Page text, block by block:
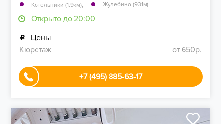
Котельники (1.9км), Жулебино (931м)
Открыто до 20:00
Цены
Кюретаж
от 650р.
+7 (495) 885-63-17